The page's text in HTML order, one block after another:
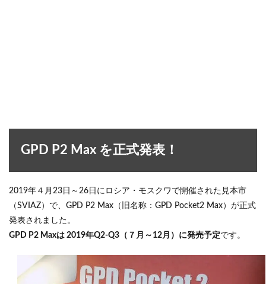
GPD P2 Max を正式発表！
2019年４月23日～26日にロシア・モスクワで開催された見本市
（SVIAZ）で、GPD P2 Max（旧名称：GPD Pocket2 Max）が正式
発表されました。
GPD P2 Maxは 2019年Q2-Q3（７月～12月）に発売予定です。